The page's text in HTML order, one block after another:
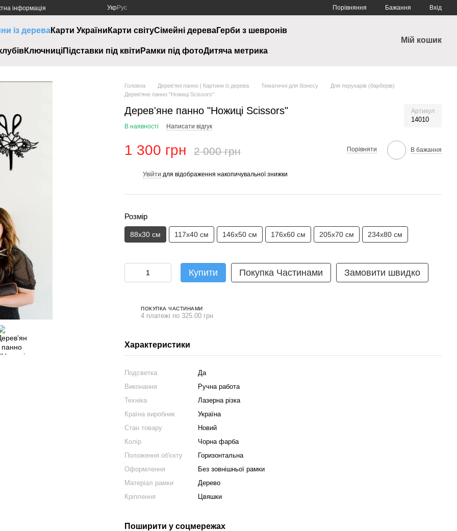
інформація УкрРус Порівняння Бажання Вхід
із дереваКарти України Карти світуСімейні дереваГерби з шевронів
КлючниціПідставки під квіти Рамки під фотоДитяча метрика
Мій кошик
Головна Дерев'яні панно | Картини із дерева Тематичні для бізнесу
Для перукарів (барберів)
Дерев'яне панно "Ножиці Scissors"
Дерев'яне панно "Ножиці Scissors" Артикул
14010
В наявності Написати відгук
1 300 грн 2 000 грн Порівняти В бажання
Увійти для відображення накопичувальної знижки
Розмір
88х30 см 117х40 см 146х50 см 176х60 см 205х70 см 234х80 см
Купити Покупка Частинами Замовити швидко
ПОКУПКА ЧАСТИНАМИ
4 платежі по 325.00 грн
Характеристики
Подсветка
Да
Виконання
Ручна работа
Техніка
Лазерна різка
Країна виробник
Україна
Стан товару
Новий
Колір
Чорна фарба
Положення об'єкту
Горизонтальна
Оформлення
Без зовнішньої рамки
Матеріал рамки
Дерево
Кріплення
Цвяшки
Поширити у соцмережах